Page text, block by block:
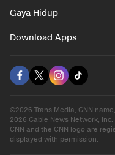
Gaya Hidup
Download Apps
©2026 Trans Media, CNN
2026 Cable News Network,
CNN and the CNN logo are
displayed with permission.